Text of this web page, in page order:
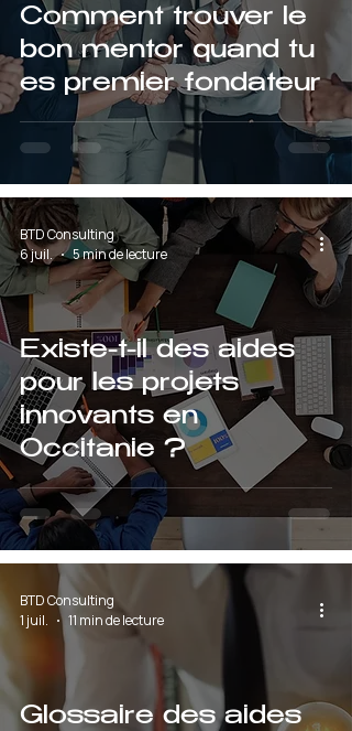
Comment trouver le
bon mentor quand tu
es premier fondateur
Existe-t-il des aides
pour les projets
innovants en
Occitanie ?
BTD Consulting
6 juil.
5 min de lecture
Glossaire des aides
BTD Consulting
1 juil.
11 min de lecture